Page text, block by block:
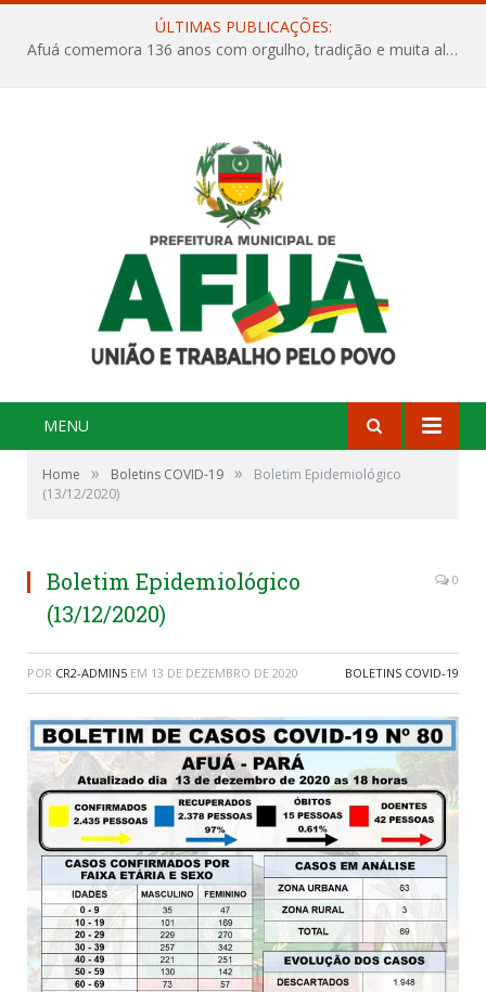
ÚLTIMAS PUBLICAÇÕES:
Afuá comemora 136 anos com orgulho, tradição e muita alegria na Quadra Dr. Nelson Salomão
MENU
Home » Boletins COVID-19 »
Boletim Epidemiológico
(13/12/2020)
Boletim Epidemiológico
(13/12/2020)
0
POR CR2-ADMIN5 EM 13 DE DEZEMBRO DE 2020 BOLETINS COVID-19